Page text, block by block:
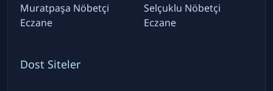
Muratpaşa Nöbetçi
Eczane
Selçuklu Nöbetçi
Eczane
Dost Siteler